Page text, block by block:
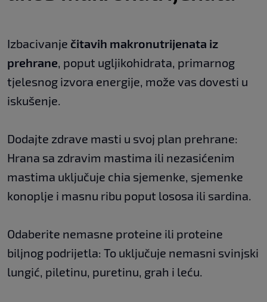
Izbacivanje čitavih makronutrijenata iz
prehrane, poput ugljikohidrata, primarnog
tjelesnog izvora energije, može vas dovesti u
iskušenje.
Dodajte zdrave masti u svoj plan prehrane:
Hrana sa zdravim mastima ili nezasićenim
mastima uključuje chia sjemenke, sjemenke
konoplje i masnu ribu poput lososa ili sardina.
Odaberite nemasne proteine ili proteine
biljnog podrijetla: To uključuje nemasni svinjski
lungić, piletinu, puretinu, grah i leću.